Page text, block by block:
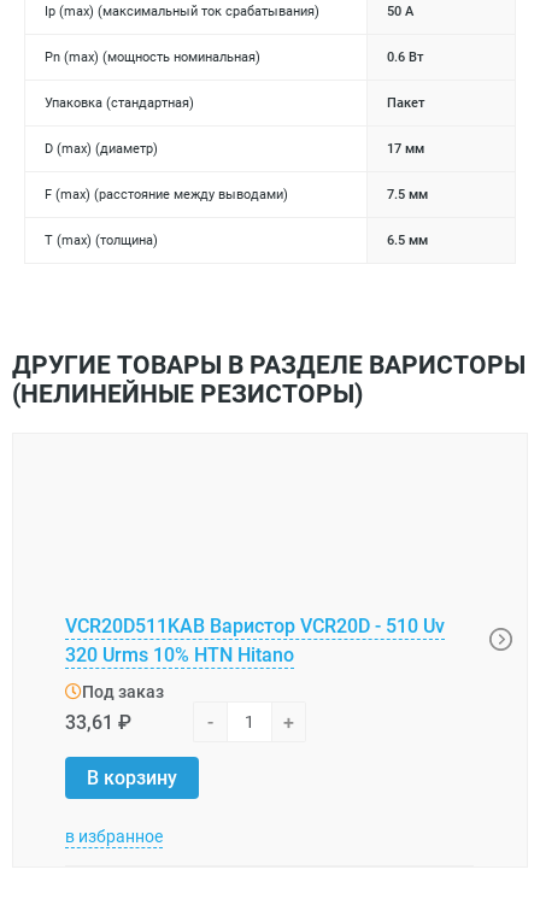
Ip (max) (максимальный ток срабатывания) 50 А
Pn (max) (мощность номинальная) 0.6 Вт
Упаковка (стандартная) Пакет
D (max) (диаметр) 17 мм
F (max) (расстояние между выводами) 7.5 мм
T (max) (толщина) 6.5 мм
ДРУГИЕ ТОВАРЫ В РАЗДЕЛЕ ВАРИСТОРЫ
(НЕЛИНЕЙНЫЕ РЕЗИСТОРЫ)
VCR20D511KAB Варистор VCR20D - 510 Uv
320 Urms 10% HTN Hitano
Под заказ
33,61 ₽ - +
В корзину
в избранное